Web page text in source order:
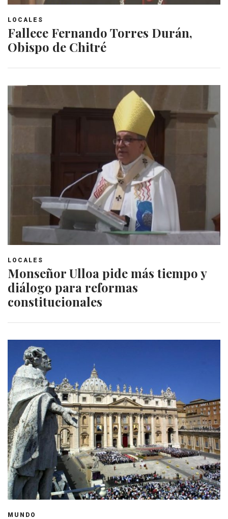
LOCALES
Fallece Fernando Torres Durán,
Obispo de Chitré
LOCALES
Monseñor Ulloa pide más tiempo y
diálogo para reformas
constitucionales
MUNDO